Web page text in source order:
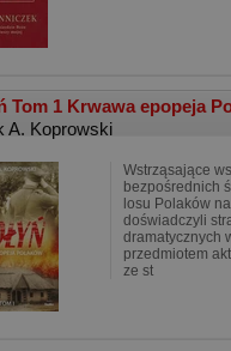
Tom 1 Krwawa epopeja
A. Koprowski
Wstrząsające
bezpośrednich
losu Polaków
doświadczyli
dramatycznych
przedmiotem
ze st